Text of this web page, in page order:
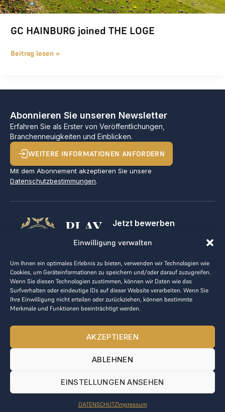
Einwilligung verwalten
Um Ihnen ein optimales Erlebnis zu bieten, verwenden wir Technologien wie
Cookies, um Geräteinformationen zu speichern und/oder darauf zuzugreifen.
Wenn Sie diesen Technologien zustimmen, können wir Daten wie das
Surfverhalten oder eindeutige IDs auf dieser Website verarbeiten. Wenn Sie
Ihre Einwilligung nicht erteilen oder zurückziehen, können bestimmte
Merkmale und Funktionen beeinträchtigt werden.
AKZEPTIEREN
ABLEHNEN
EINSTELLUNGEN ANSEHEN
DATENSCHUTZImpressum
GC HAINBURG joined THE LOGE
Beitrag lesen »
Abonnieren Sie unseren Newsletter
Erfahren Sie als Erster von Veröffentlichungen,
Branchenneuigkeiten und Einblicken.
WEITERE INFORMATIONEN ANFORDERN
Mit dem Abonnement akzeptieren Sie unsere
Datenschutzbestimmungen.
PLAY
GOLF,
MAKE
BUSINESS
Jetzt bewerben
Kontakt
AGB
Datenrichtlinie
kontakt@the-loge.com
Unser freundliches Team hilft Ihnen gerne weiter.
Mo-Fr von 8:00 bis 17:00 Uhr.
© 2025 The LOGE. Alle Rechte vorbehalten.